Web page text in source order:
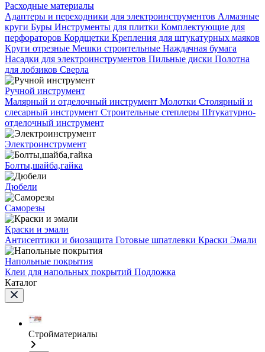
Расходные материалы
Адаптеры и переходники для электроинструментов Алмазные
круги Буры Инструменты для плитки Комплектующие для
перфораторов Кордщетки Крепления для штукатурных маяков
Круги отрезные Мешки строительные Наждачная бумага
Насадки для электроинструментов Пильные диски Полотна
для лобзиков Сверла
Ручной инструмент
Малярный и отделочный инструмент Молотки Столярный и
слесарный инструмент Строительные степлеры Штукатурно-
отделочный инструмент
Электроинструмент
Болты,шайба,гайка
Дюбели
Саморезы
Краски и эмали
Антисептики и биозащита Готовые шпатлевки Краски Эмали
Напольные покрытия
Клеи для напольных покрытий Подложка
Каталог
Стройматериалы